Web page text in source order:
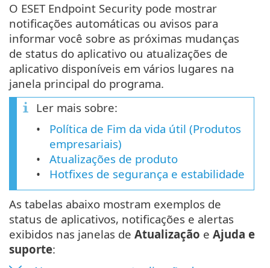
O ESET Endpoint Security pode mostrar
notificações automáticas ou avisos para
informar você sobre as próximas mudanças
de status do aplicativo ou atualizações de
aplicativo disponíveis em vários lugares na
janela principal do programa.
Ler mais sobre:
Política de Fim da vida útil (Produtos
empresariais)
Atualizações de produto
Hotfixes de segurança e estabilidade
As tabelas abaixo mostram exemplos de
status de aplicativos, notificações e alertas
exibidos nas janelas de Atualização e Ajuda e
suporte: